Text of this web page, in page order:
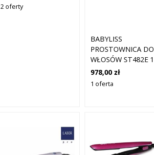
2 oferty
BABYLISS
PROSTOWNICA DO
WŁOSÓW ST482E 1
SZT
978,00 zł
1 oferta